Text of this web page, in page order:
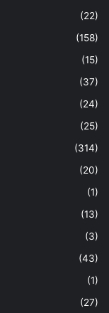
(22)
(158)
(15)
(37)
(24)
(25)
(314)
(20)
(1)
(13)
(3)
(43)
(1)
(27)